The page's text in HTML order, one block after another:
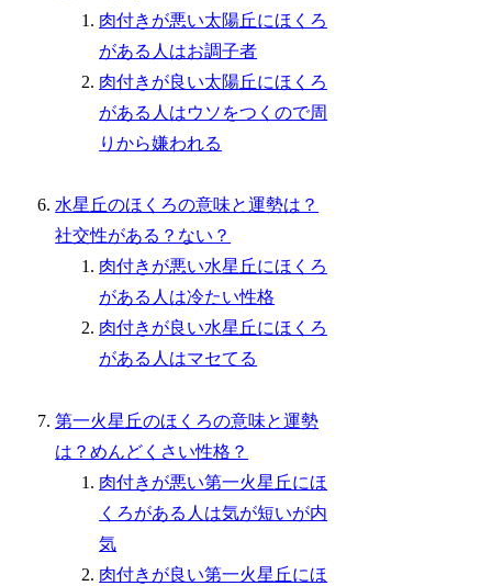
肉付きが悪い太陽丘にほくろ
がある人はお調子者
肉付きが良い太陽丘にほくろ
がある人はウソをつくので周
りから嫌われる
水星丘のほくろの意味と運勢は？
社交性がある？ない？
肉付きが悪い水星丘にほくろ
がある人は冷たい性格
肉付きが良い水星丘にほくろ
がある人はマセてる
第一火星丘のほくろの意味と運勢
は？めんどくさい性格？
肉付きが悪い第一火星丘にほ
くろがある人は気が短いが内
気
肉付きが良い第一火星丘にほ